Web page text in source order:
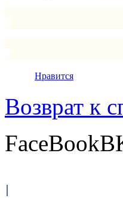
Нравится
Возврат к
FaceBook